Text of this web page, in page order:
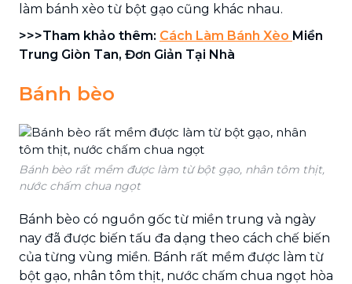
làm bánh xèo từ bột gạo cũng khác nhau.
>>>Tham khảo thêm: Cách Làm Bánh Xèo Miền
Trung Giòn Tan, Đơn Giản Tại Nhà
Bánh bèo
Bánh bèo rất mềm được làm từ bột gạo, nhân tôm thịt,
nước chấm chua ngọt
Bánh bèo có nguồn gốc từ miền trung và ngày
nay đã được biến tấu đa dạng theo cách chế biến
của từng vùng miền. Bánh rất mềm được làm từ
bột gạo, nhân tôm thịt, nước chấm chua ngọt hòa